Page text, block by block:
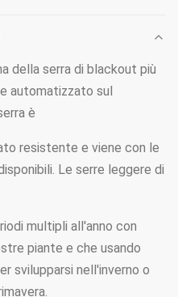
della serra di blackout più
automatizzato sul
è
resistente e viene con le
Le serre leggere di
multipli all'anno con
piante e che usando
svilupparsi nell'inverno o